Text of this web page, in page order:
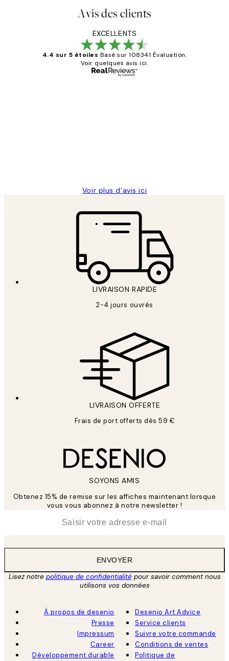
Avis des clients
EXCELLENTS
4.4 sur 5 étoiles Basé sur 108341 Évaluation.
Voir quelques avis ici.
Voir plus d’avis ici
LIVRAISON RAPIDE
2-4 jours ouvrés
LIVRAISON OFFERTE
Frais de port offerts dès 59 €
SOYONS AMIS
Obtenez 15% de remise sur les affiches maintenant lorsque
vous vous abonnez à notre newsletter !
ENVOYER
Lisez notre politique de confidentialitépour savoir comment nous
utilisons vos données
À propos de desenio
Presse
Impressum
Career
Développement durable
Desenio Art Advice
Service clients
Suivre votre commande
Conditions de ventes
Politique de